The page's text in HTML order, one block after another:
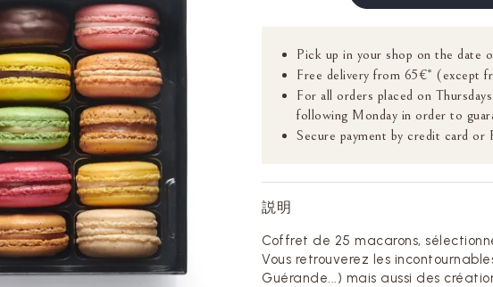
Pick up in your shop on the date
Free delivery from 65€* (except
For all orders placed on
following Monday in order to
Secure payment by credit card or
説明
Coffret de 25 macarons,
Vous retrouverez les
Guérande...) mais aussi des